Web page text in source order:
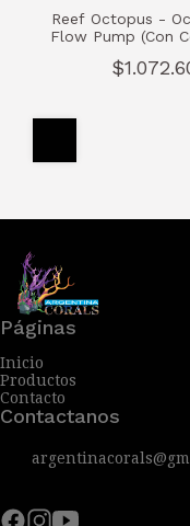
Reef Octopus -
Flow Pump (Con
Páginas
Inicio
Productos
Contacto
Contactanos